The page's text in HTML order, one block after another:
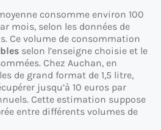
consomme environ 100
mois, selon les données de
Ce volume de consommation
selon l’enseigne choisie et le
Chez Auchan, en
de grand format de 1,5 litre,
jusqu’à 10 euros par
Cette estimation suppose
entre différents volumes de